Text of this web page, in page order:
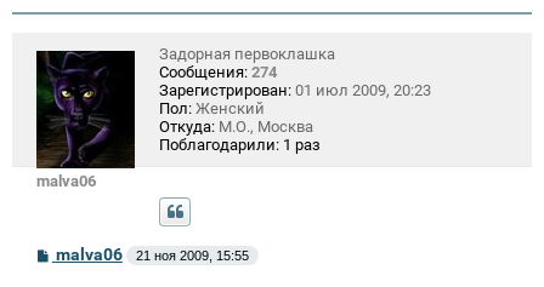
и
malva06
Задорная первоклашка
Сообщения: 274
Зарегистрирован: 01 июл 2009, 20:23
Пол: Женский
Откуда: М.О., Москва
Поблагодарили: 1 раз
Сmalva06 21 ноя 2009, 15:55